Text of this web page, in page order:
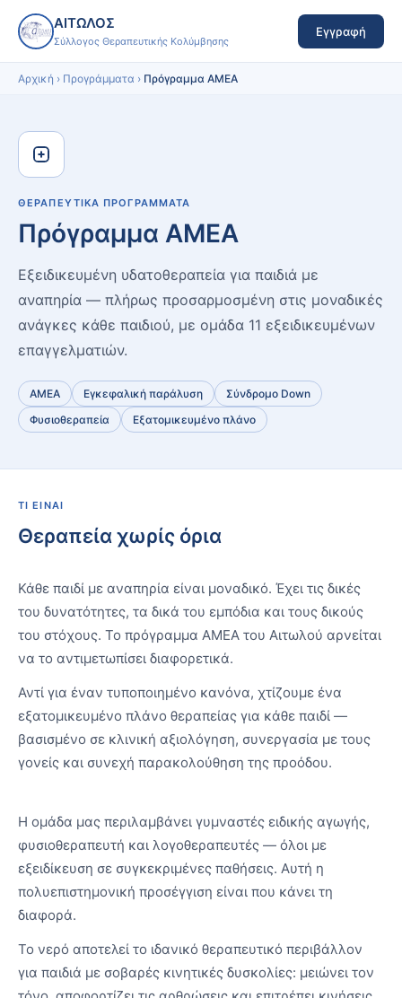
ΑΙΤΩΛΟΣ
Σύλλογος Θεραπευτικής Κολύμβησης
Εγγραφή
Αρχική › Προγράμματα › Πρόγραμμα ΑΜΕΑ
ΘΕΡΑΠΕΥΤΙΚΆ ΠΡΟΓΡΆΜΜΑΤΑ
Πρόγραμμα ΑΜΕΑ
Εξειδικευμένη υδατοθεραπεία για παιδιά με
αναπηρία — πλήρως προσαρμοσμένη στις μοναδικές
ανάγκες κάθε παιδιού, με ομάδα 11 εξειδικευμένων
επαγγελματιών.
ΑΜΕΑ Εγκεφαλική παράλυση
Σύνδρομο Down
Φυσιοθεραπεία
Εξατομικευμένο πλάνο
ΤΙ ΕΊΝΑΙ
Θεραπεία χωρίς όρια
Κάθε παιδί με αναπηρία είναι μοναδικό. Έχει τις δικές
του δυνατότητες, τα δικά του εμπόδια και τους δικούς
του στόχους. Το πρόγραμμα ΑΜΕΑ του Αιτωλού αρνείται
να το αντιμετωπίσει διαφορετικά.
Αντί για έναν τυποποιημένο κανόνα, χτίζουμε ένα
εξατομικευμένο πλάνο θεραπείας για κάθε παιδί —
βασισμένο σε κλινική αξιολόγηση, συνεργασία με τους
γονείς και συνεχή παρακολούθηση της προόδου.
Η ομάδα μας περιλαμβάνει γυμναστές ειδικής αγωγής,
φυσιοθεραπευτή και λογοθεραπευτές — όλοι με
εξειδίκευση σε συγκεκριμένες παθήσεις. Αυτή η
πολυεπιστημονική προσέγγιση είναι που κάνει τη
διαφορά.
Το νερό αποτελεί το ιδανικό θεραπευτικό περιβάλλον
για παιδιά με σοβαρές κινητικές δυσκολίες: μειώνει τον